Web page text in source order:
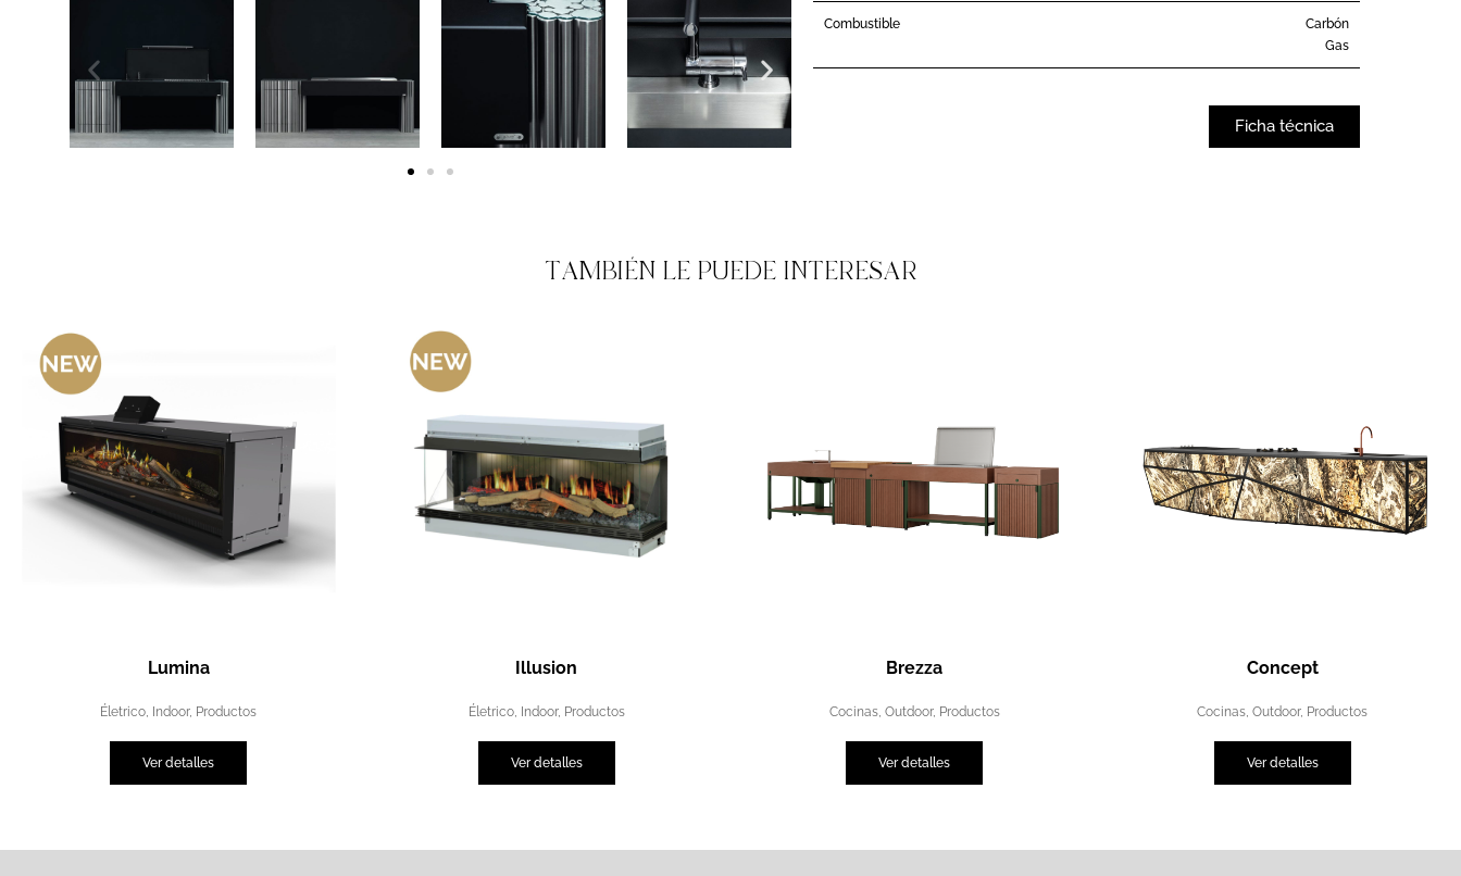
Combustible
Carbón
Gas
Ficha técnica
TAMBIÉN LE PUEDE INTERESAR
Lumina
Életrico Indoor, Productos
Ver detalles
Illusion
Életrico, Indoor, Productos
Ver detalles
Brezza
Cocinas, Outdoor, Productos
Ver detalles
Concept
Cocinas ,Outdoor, Productos
Ver detalles